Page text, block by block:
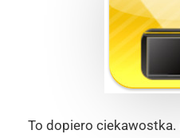
To dopiero ciekawostka.